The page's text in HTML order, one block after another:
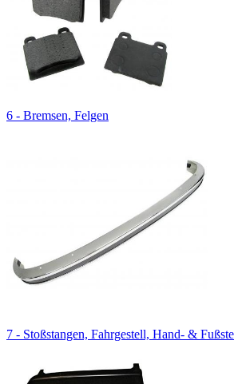
6 - Bremsen, Felgen
7 - Stoßstangen, Fahrgestell, Hand- &